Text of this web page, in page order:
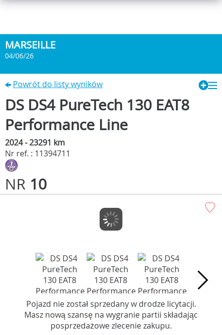
MARSEILLE
04/06/26
Powrót do listy wyników
DS DS4 PureTech 130 EAT8
Performance Line
2024 - 23291 km
Nr ref. : 11394711
NR 10
Pojazd nie został sprzedany w drodze licytacji.
Masz nową szansę na wygranie partii składając
posprzedażowe zlecenie zakupu.